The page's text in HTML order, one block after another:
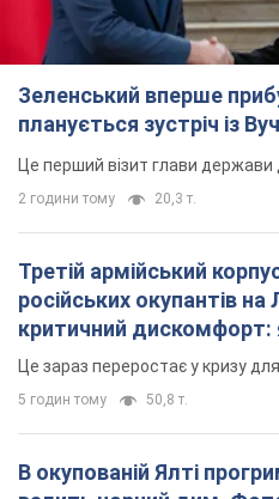
Зеленський вперше
планується зустріч із
Це перший візит глави держави
2 години тому 20,3 т.
Третій армійський
російських окупантів
критичний дискомфорт:
Це зараз переростає у кризу
5 годин тому 50,8 т.
В окупованій Ялті